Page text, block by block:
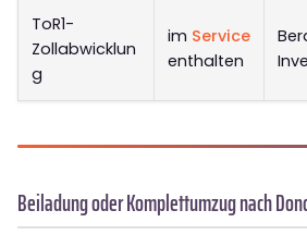
ToR1-
Zollabwicklun
g
im Service
enthalten
Beiladung oder Komplettumzug nach